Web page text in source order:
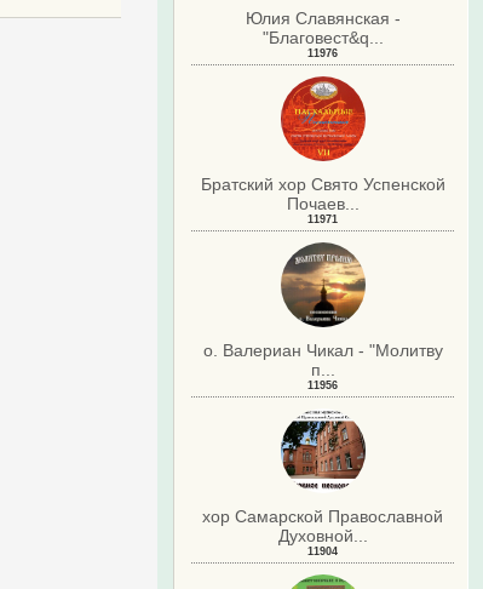
Юлия Славянская -
"Благовест&q...
11976
Братский хор Свято Успенской
Почаев...
11971
о. Валериан Чикал - "Молитву
п...
11956
хор Самарской Православной
Духовной...
11904